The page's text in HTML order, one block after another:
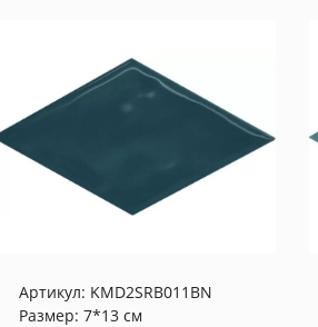
Артикул: KMD2SRB011BN
Размер: 7*13 см